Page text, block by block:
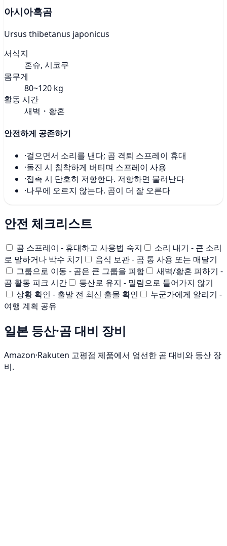
아시아흑곰
Ursus thibetanus japonicus
서식지
혼슈, 시코쿠
몸무게
80~120 kg
활동 시간
새벽・황혼
안전하게 공존하기
·걸으면서 소리를 낸다; 곰 격퇴 스프레이 휴대
·돌진 시 침착하게 버티며 스프레이 사용
·접촉 시 단호히 저항한다. 저항하면 물러난다
·나무에 오르지 않는다. 곰이 더 잘 오른다
안전 체크리스트
곰 스프레이 - 휴대하고 사용법 숙지
소리 내기 - 큰 소리
로 말하거나 박수 치기
음식 보관 - 곰 통 사용 또는 매달기
그룹으로 이동 - 곰은 큰 그룹을 피함
새벽/황혼 피하기 -
곰 활동 피크 시간
등산로 유지 - 밀림으로 들어가지 않기
상황 확인 - 출발 전 최신 출몰 확인
누군가에게 알리기 -
여행 계획 공유
일본 등산·곰 대비 장비
Amazon·Rakuten 고평점 제품에서 엄선한 곰 대비와 등산 장
비.